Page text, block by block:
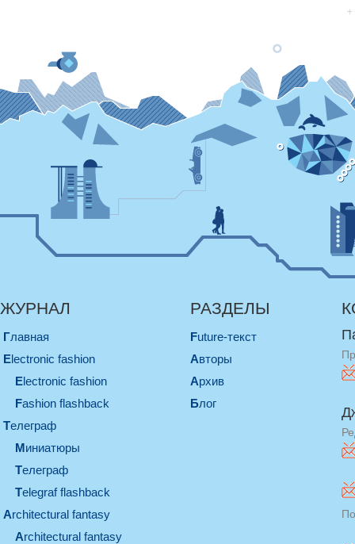
ЖУРНАЛ
Главная
electronic fashion
electronic fashion
Fashion flashback
телеграф
миниатюры
телеграф
Telegraf flashback
architectural fantasy
architectural fantasy
РАЗДЕЛЫ
Future-текст
Авторы
Архив
Блог